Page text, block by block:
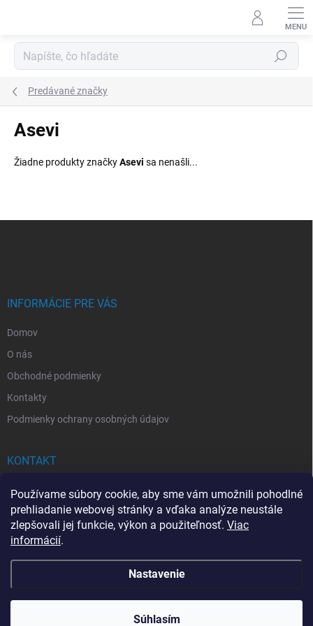
Používame súbory cookie, aby sme vám umožnili pohodlné
prehliadanie webovej stránky a vďaka analýze neustále
zlepšovali jej funkcie, výkon a použiteľnosť. Viac
informácií.
Nastavenie
Súhlasím
Hľadať
Predávané značky
Asevi
Žiadne produkty značkyAsevi sa nenašli...
INFORMÁCIE PRE VÁS
Domov
O nás
Obchodné podmienky
Kontakty
Podmienky ochrany osobných údajov
KONTAKT
info@drogerkovo.sk
Copyright 2026Drogerkovo. Všetky práva vyhradené.Upraviť nastavenie
cookies